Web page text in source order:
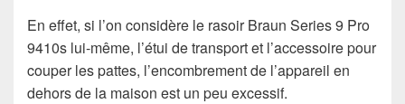
En effet, si l’on considère le rasoir Braun Series 9 Pro
9410s lui-même, l’étui de transport et l’accessoire pour
couper les pattes, l’encombrement de l’appareil en
dehors de la maison est un peu excessif.